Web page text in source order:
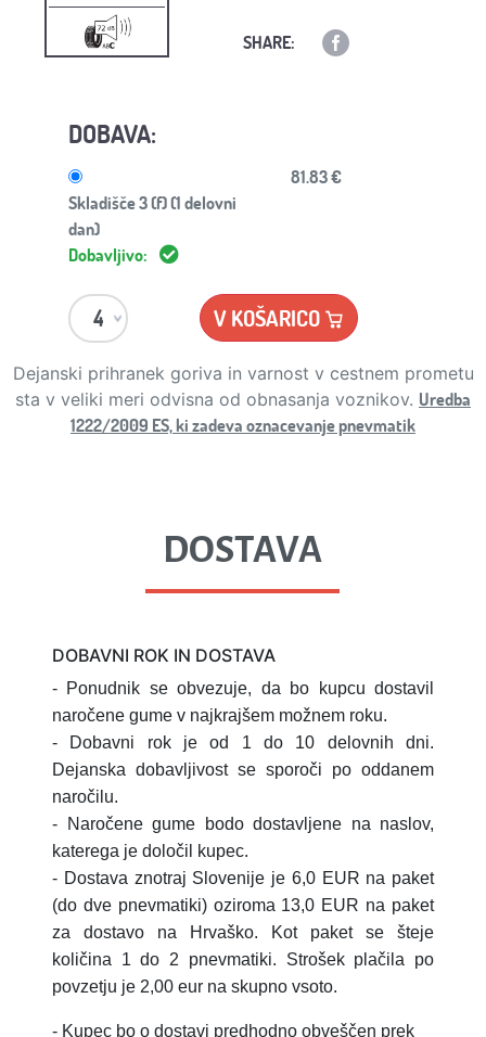
SHARE:
DOBAVA:
Skladišče 3 (f) (1 delovni
dan)
81.83 €
Dobavljivo:
V KOŠARICO
Dejanski prihranek goriva in varnost v cestnem prometu
sta v veliki meri odvisna od obnasanja voznikov. Uredba
1222/2009 ES, ki zadeva oznacevanje pnevmatik
DOSTAVA
DOBAVNI ROK IN DOSTAVA
- Ponudnik se obvezuje, da bo kupcu dostavil
naročene gume v najkrajšem možnem roku.
- Dobavni rok je od 1 do 10 delovnih dni.
Dejanska dobavljivost se sporoči po oddanem
naročilu.
- Naročene gume bodo dostavljene na naslov,
katerega je določil kupec.
- Dostava znotraj Slovenije je 6,0 EUR na paket
(do dve pnevmatiki) oziroma 13,0 EUR na paket
za dostavo na Hrvaško.
Kot paket se šteje
količina 1 do 2 pnevmatiki. Strošek plačila po
povzetju je 2,00 eur na skupno vsoto.
- Kupec bo o dostavi predhodno obveščen prek